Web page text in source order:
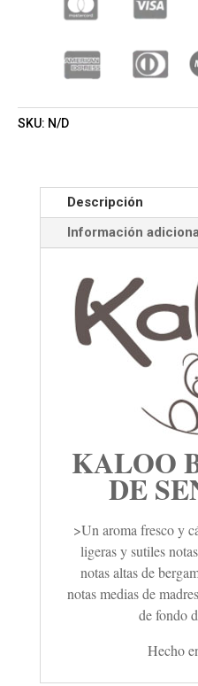
CANTIDAD
SKU: N/D
Descripción
Información
KALOO
DE
>Un aroma fresco y
ligeras y sutiles
notas altas de
notas medias de
de fondo
Hecho